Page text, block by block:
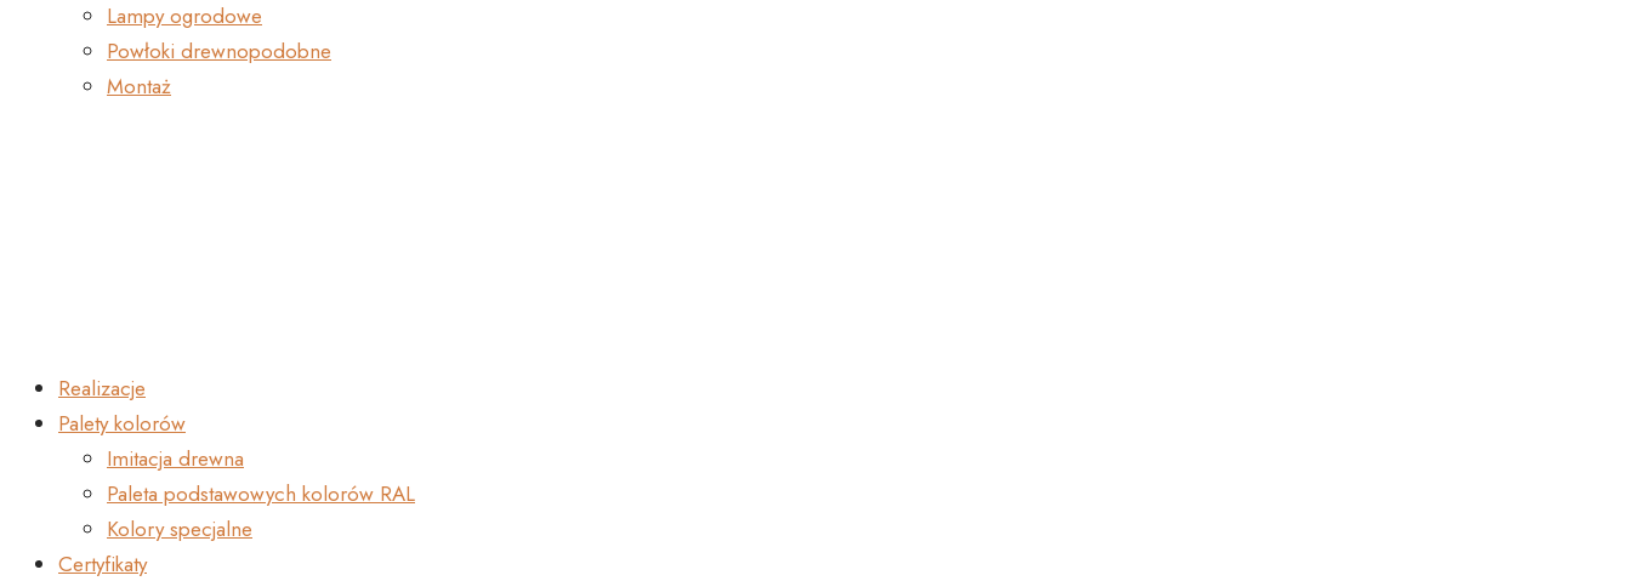
Lampy ogrodowe
Powłoki drewnopodobne
Montaż
Realizacje
Palety kolorów
Imitacja drewna
Paleta podstawowych kolorów RAL
Kolory specjalne
Certyfikaty